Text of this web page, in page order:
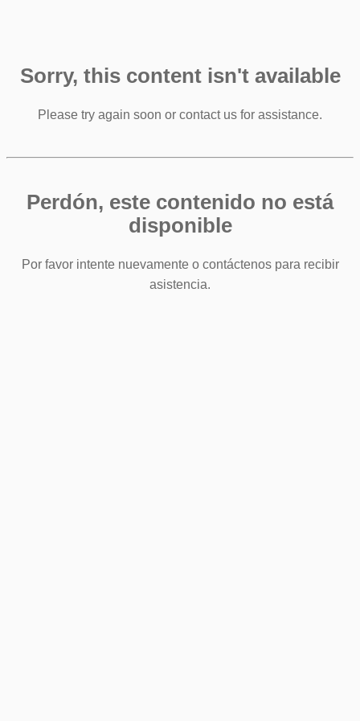
Sorry, this content isn't available
Please try again soon or contact us for assistance.
Perdón, este contenido no está
disponible
Por favor intente nuevamente o contáctenos para recibir
asistencia.